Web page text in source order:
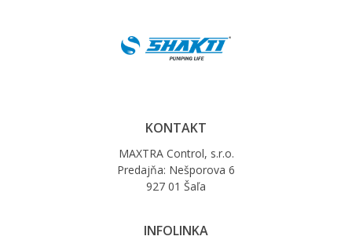
KONTAKT
MAXTRA Control, s.r.o.
Predajňa: Nešporova 6
927 01 Šaľa
INFOLINKA